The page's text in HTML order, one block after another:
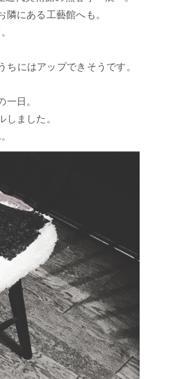
にある工藝館へも。
にはアップできそうです。
日。
ました。